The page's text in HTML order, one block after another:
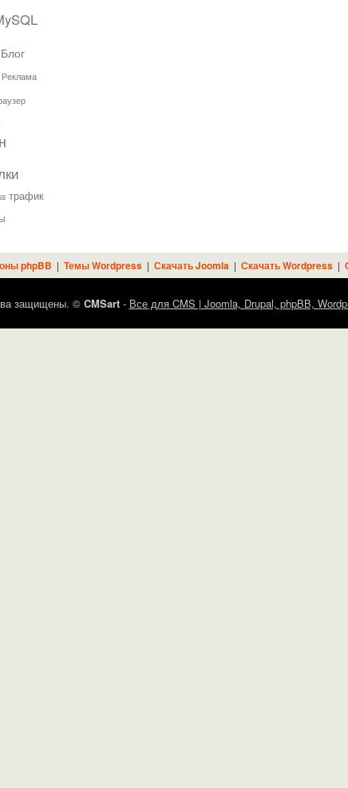
Блог
Реклама
трафик
phpBB | Темы Wordpress| Скачать Joomla | Скачать Wordpress|
защищены. © CMSart- Все для CMS | Joomla, Drupal, phpBB,